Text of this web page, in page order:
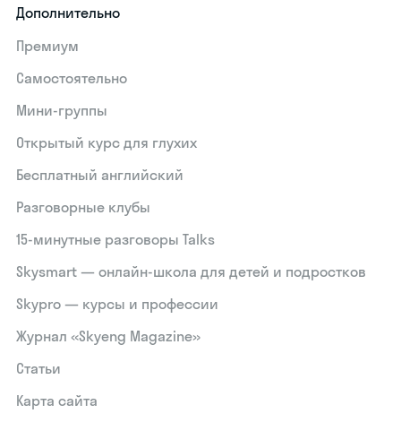
Дополнительно
Премиум
Самостоятельно
Мини-группы
Открытый курс для глухих
Бесплатный английский
Разговорные клубы
15‑минутные разговоры Talks
Skysmart — онлайн-школа для детей и подростков
Skypro — курсы и профессии
Журнал «Skyeng Magazine»
Статьи
Карта сайта